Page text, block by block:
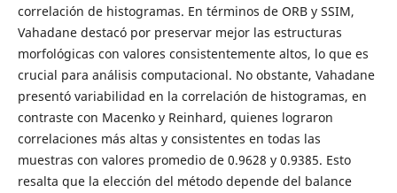
correlación de histogramas. En términos de ORB y SSIM,
Vahadane destacó por preservar mejor las estructuras
morfológicas con valores consistentemente altos, lo que es
crucial para análisis computacional. No obstante, Vahadane
presentó variabilidad en la correlación de histogramas, en
contraste con Macenko y Reinhard, quienes lograron
correlaciones más altas y consistentes en todas las
muestras con valores promedio de 0.9628 y 0.9385. Esto
resalta que la elección del método depende del balance